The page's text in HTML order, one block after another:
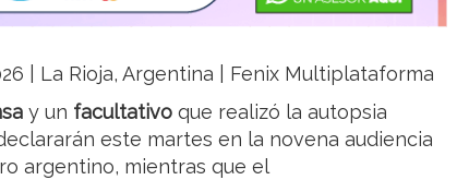
| La Rioja, Argentina | Fenix Multiplataforma
y un facultativo que realizó la autopsia
este martes en la novena audiencia
argentino, mientras que el